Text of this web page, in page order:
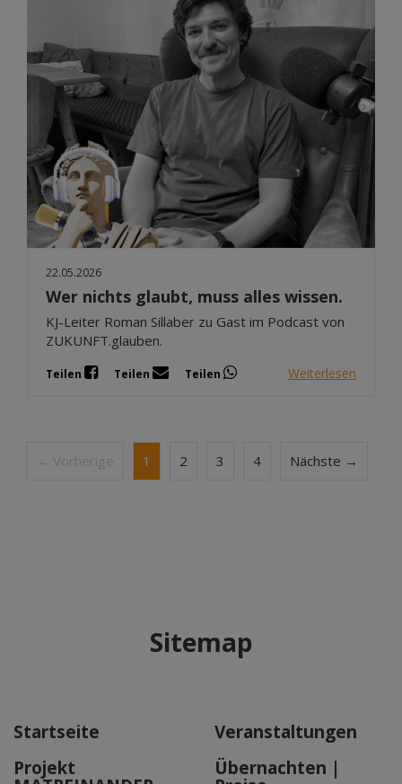
22.05.2026
Wer nichts glaubt, muss alles wissen.
KJ-Leiter Roman Sillaber zu Gast im Podcast von
ZUKUNFT.glauben.
Teilen Teilen Teilen Weiterlesen
← Vorherige 1 2 3 4 Nächste →
Sitemap
Startseite
Veranstaltungen
Projekt
Übernachten |